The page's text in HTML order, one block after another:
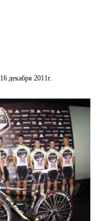
16 декабря 2011г.